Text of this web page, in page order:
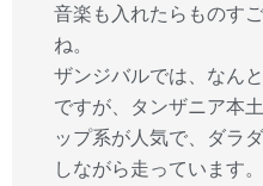
音楽も入れたらものす
ね。
ザンジバルでは、なん
ですが、タンザニア本
ップ系が人気で、ダラ
しながら走っています。